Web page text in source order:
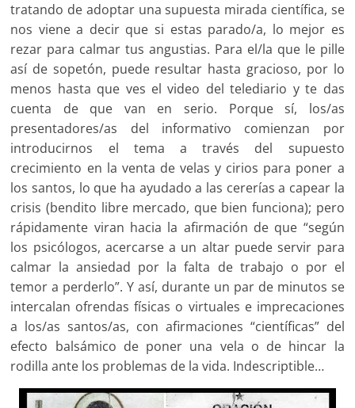
tratando de adoptar una supuesta mirada científica, se
nos viene a decir que si estas parado/a, lo mejor es
rezar para calmar tus angustias. Para el/la que le pille
así de sopetón, puede resultar hasta gracioso, por lo
menos hasta que ves el video del telediario y te das
cuenta de que van en serio. Porque sí, los/as
presentadores/as del informativo comienzan por
introducirnos el tema a través del supuesto
crecimiento en la venta de velas y cirios para poner a
los santos, lo que ha ayudado a las cererías a capear la
crisis (bendito libre mercado, que bien funciona); pero
rápidamente viran hacia la afirmación de que “según
los psicólogos, acercarse a un altar puede servir para
calmar la ansiedad por la falta de trabajo o por el
temor a perderlo”. Y así, durante un par de minutos se
intercalan ofrendas físicas o virtuales e imprecaciones
a los/as santos/as, con afirmaciones “científicas” del
efecto balsámico de poner una vela o de hincar la
rodilla ante los problemas de la vida. Indescriptible…